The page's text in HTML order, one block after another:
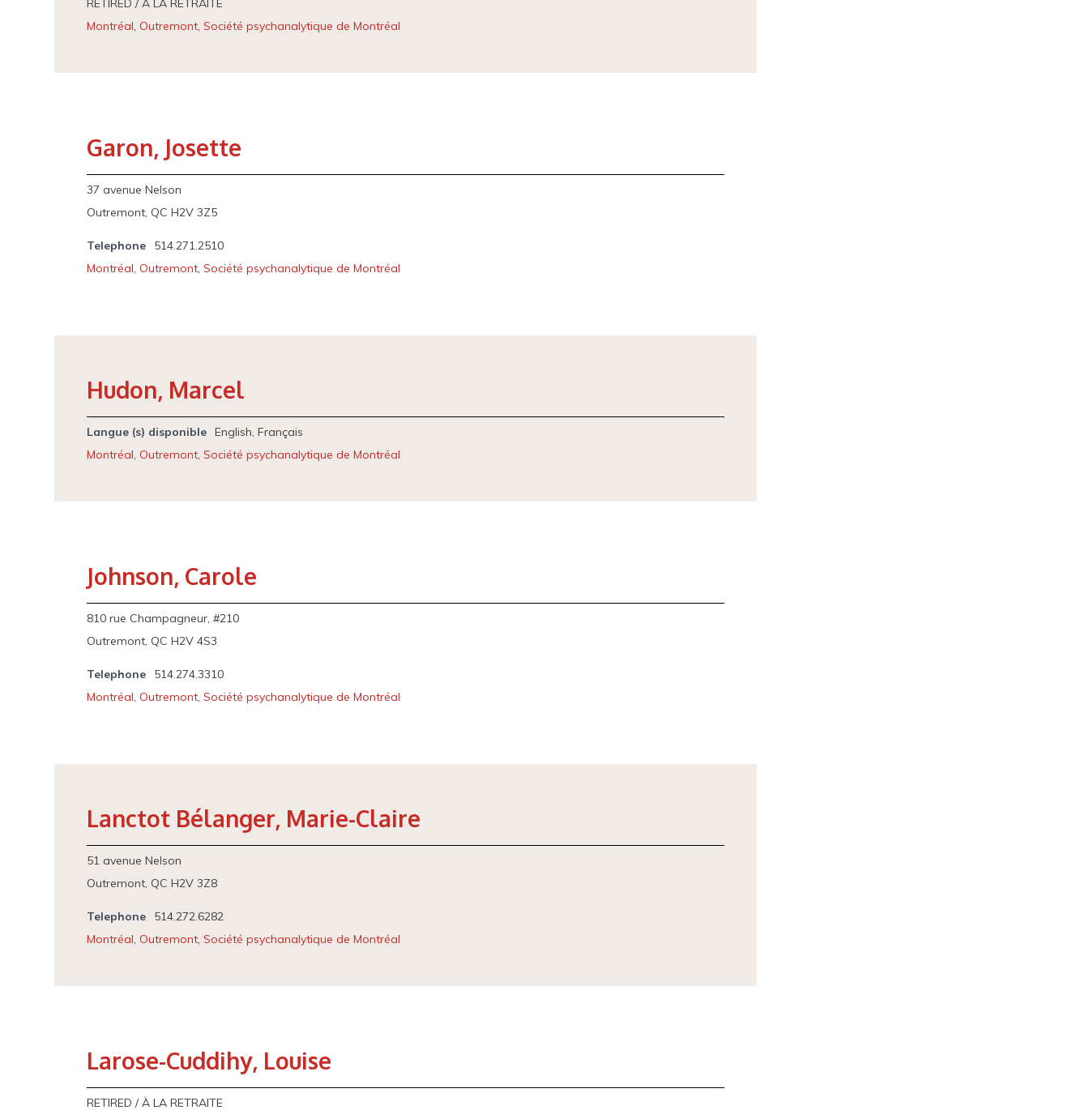
RETIRED / À LA RETRAITE
Montréal, Outremont,Société psychanalytique de Montréal
Garon, Josette
37 avenue Nelson
Outremont, QC H2V 3Z5
Telephone
514.271.2510
Montréal,Outremont,Société psychanalytique de Montréal
Hudon, Marcel
Langue (s) disponible English, Français
Montréal, Outremont,Société psychanalytique de Montréal
Johnson, Carole
810 rue Champagneur, #210
Outremont, QC H2V 4S3
Telephone
514.274.3310
Montréal,Outremont,Société psychanalytique de Montréal
Lanctot Bélanger, Marie-Claire
51 avenue Nelson
Outremont, QC H2V 3Z8
Telephone
514.272.6282
Montréal, Outremont,Société psychanalytique de Montréal
Larose-Cuddihy, Louise
RETIRED / À LA RETRAITE